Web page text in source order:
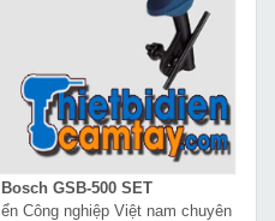
GSB-500 SET
Công nghiệp Việt nam chuyên